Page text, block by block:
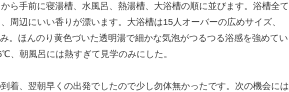
ら手前に寝湯槽、水風呂、熱湯槽、大浴槽の順に並びます。浴槽全て
周辺にいい香りが漂います。大浴槽は15人オーバーの広めサイズ、
。ほんのり黄色づいた透明湯で細かな気泡がつるつる浴感を強めてい
、朝風呂には熱すぎて見学のみにした。
着、翌朝早くの出発でしたので少し勿体無かったです。次の機会には